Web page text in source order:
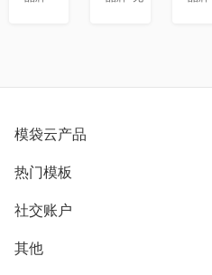
模袋云产品
别墅设计营销
模型协同展示分享
热门模板
欧式别墅
中式别墅
社交账户
B站
其他